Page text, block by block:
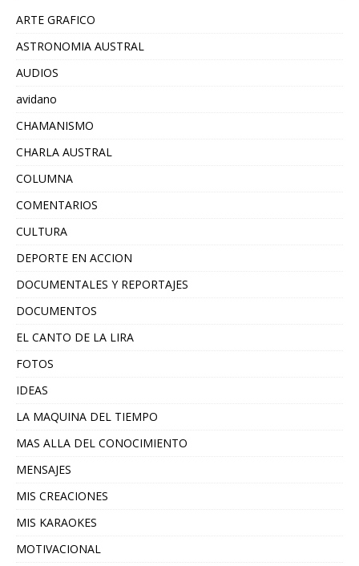
ARTE GRAFICO
ASTRONOMIA AUSTRAL
AUDIOS
avidano
CHAMANISMO
CHARLA AUSTRAL
COLUMNA
COMENTARIOS
CULTURA
DEPORTE EN ACCION
DOCUMENTALES Y REPORTAJES
DOCUMENTOS
EL CANTO DE LA LIRA
FOTOS
IDEAS
LA MAQUINA DEL TIEMPO
MAS ALLA DEL CONOCIMIENTO
MENSAJES
MIS CREACIONES
MIS KARAOKES
MOTIVACIONAL